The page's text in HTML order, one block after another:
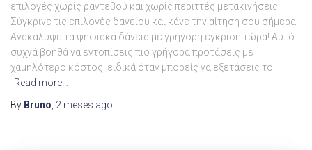
επιλογές χωρίς ραντεβού και χωρίς περιττές μετακινήσεις.
Σύγκρινε τις επιλογές δανείου και κάνε την αίτησή σου σήμερα!
Ανακάλυψε τα ψηφιακά δάνεια με γρήγορη έγκριση τώρα! Αυτό
συχνά βοηθά να εντοπίσεις πιο γρήγορα προτάσεις με
χαμηλότερο κόστος, ειδικά όταν μπορείς να εξετάσεις το
Read more…
By Bruno, 2 meses ago